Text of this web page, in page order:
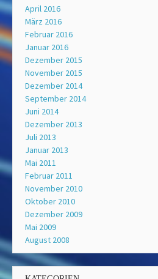
April 2016
März 2016
Februar 2016
Januar 2016
Dezember 2015
November 2015
Dezember 2014
September 2014
Juni 2014
Dezember 2013
Juli 2013
Januar 2013
Mai 2011
Februar 2011
November 2010
Oktober 2010
Dezember 2009
Mai 2009
August 2008